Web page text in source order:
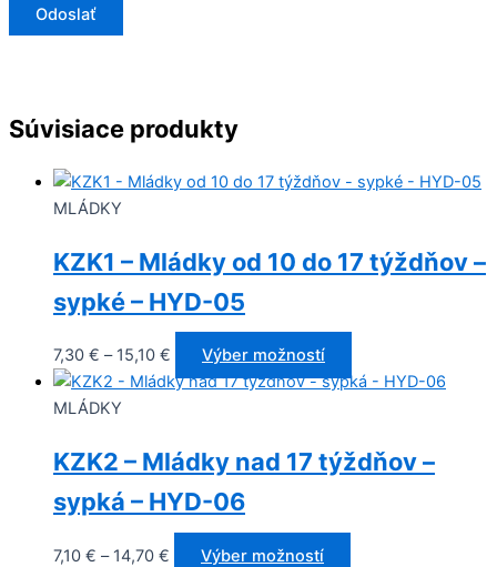
Súvisiace produkty
MLÁDKY
KZK1 – Mládky od 10 do 17 týždňov –
sypké – HYD-05
7,30 € – 15,10 € Výber možností
MLÁDKY
KZK2 – Mládky nad 17 týždňov –
sypká – HYD-06
7,10 € – 14,70 € Výber možností